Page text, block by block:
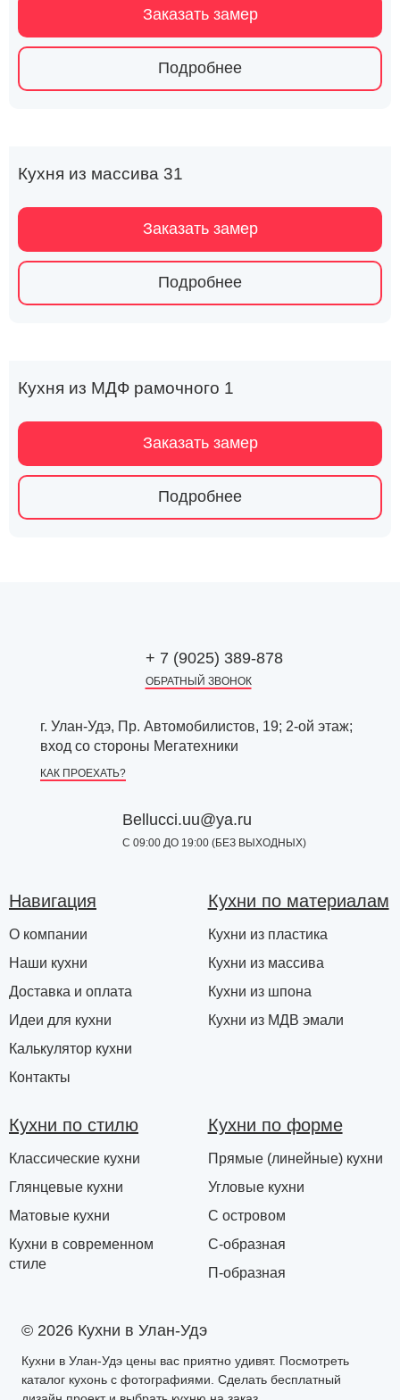
Заказать замер
Подробнее
Кухня из массива 31
Заказать замер
Подробнее
Кухня из МДФ рамочного 1
Заказать замер
Подробнее
+ 7 (9025) 389-878
ОБРАТНЫЙ ЗВОНОК
г. Улан-Удэ, Пр. Автомобилистов, 19; 2-ой этаж;
вход со стороны Мегатехники
КАК ПРОЕХАТЬ?
Bellucci.uu@ya.ru
С 09:00 ДО 19:00 (БЕЗ ВЫХОДНЫХ)
© 2026 Кухни в Улан-Удэ
Кухни в Улан-Удэ цены вас приятно удивят. Посмотреть
каталог кухонь с фотографиями. Сделать бесплатный
Навигация
О компании
Наши кухни
Доставка и оплата
Идеи для кухни
Калькулятор кухни
Контакты
Кухни по материалам
Кухни из пластика
Кухни из массива
Кухни из шпона
Кухни из МДВ эмали
Кухни по стилю
Классические кухни
Глянцевые кухни
Матовые кухни
Кухни в современном
стиле
Кухни по форме
Прямые (линейные) кухни
Угловые кухни
С островом
С-образная
П-образная